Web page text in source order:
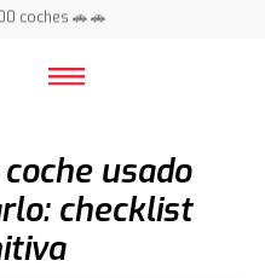
coches 🚗 🚗
usado
checklist